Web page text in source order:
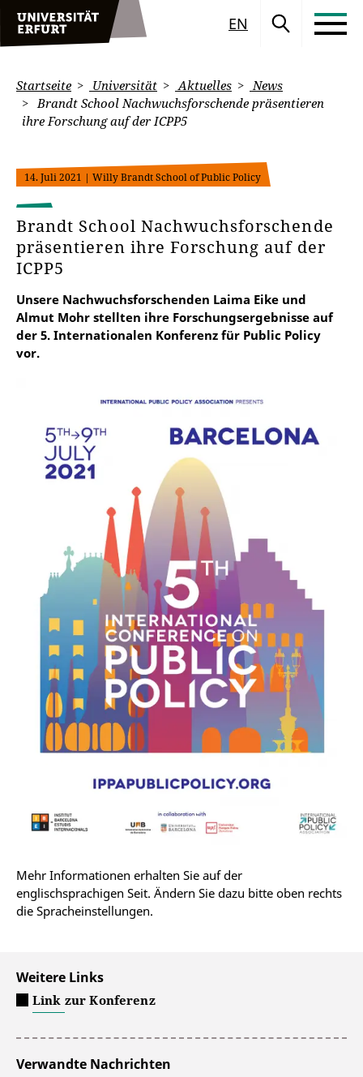
EN
Startseite Universität Aktuelles
News
Brandt School Nachwuchsforschende präsentieren
ihre Forschung auf der ICPP5
14. Juli 2021 | Willy Brandt School of Public Policy
Brandt School Nachwuchsforschende
präsentieren ihre Forschung auf der
ICPP5
Unsere Nachwuchsforschenden Laima Eike und
Almut Mohr stellten ihre Forschungsergebnisse auf
der 5. Internationalen Konferenz für Public Policy
vor.
Mehr Informationen erhalten Sie auf der
englischsprachigen Seit. Ändern Sie dazu bitte oben rechts
die Spracheinstellungen.
Weitere Links
Link zur Konferenz
Verwandte Nachrichten